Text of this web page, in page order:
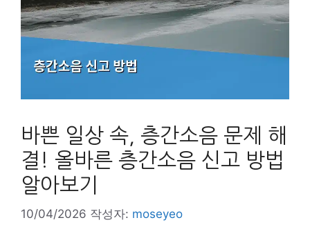
바쁜 일상 속, 층간소음 문제 해
결! 올바른 층간소음 신고 방법
알아보기
10/04/2026 작성자: moseyeo